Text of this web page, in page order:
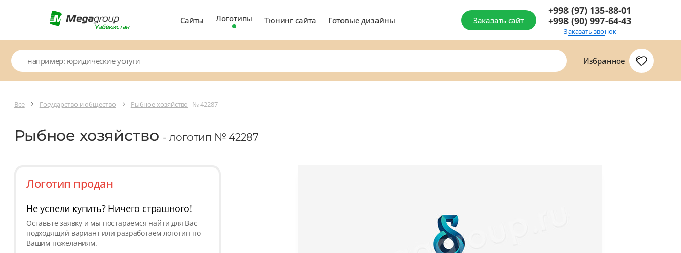
Сайты Логотипы Тюнинг сайта Готовые дизайны Заказать сайт
+998 (97) 135-88-01
+998 (90) 997-64-43
Заказать звонок
Избранное
Все Государство и общество Рыбное хозяйство № 42287
Рыбное хозяйство - логотип № 42287
Логотип продан
Не успели купить? Ничего страшного!
Оставьте заявку и мы постараемся найти для Вас
подходящий вариант или разработаем логотип по
Вашим пожеланиям.